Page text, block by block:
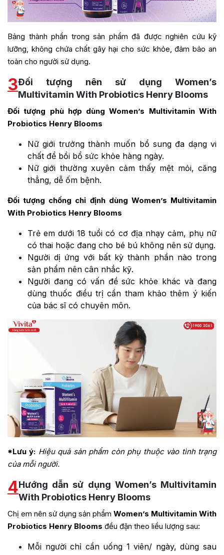
Bảng thành phần trong sản phẩm đã được nghiên cứu kỹ
lưỡng, không chứa chất gây hại cho sức khỏe, đảm bảo an
toàn cho người sử dụng.
3Đối tượng nên sử dụng Women’s
Multivitamin With Probiotics Henry Blooms
Đối tượng phù hợp dùng Women’s Multivitamin With
Probiotics Henry Blooms
Nữ giới trưởng thành muốn bổ sung đa dạng vi
chất để bồi bổ sức khỏe hàng ngày.
Nữ giới thường xuyên cảm thấy mệt mỏi, căng
thẳng, dễ ốm bệnh.
Đối tượng chống chỉ định dùng Women’s Multivitamin
With Probiotics Henry Blooms
Trẻ em dưới 18 tuổi có cơ địa nhạy cảm, phụ nữ
có thai hoặc đang cho bé bú không nên sử dụng.
Người dị ứng với bất kỳ thành phần nào trong
sản phẩm nên cân nhắc kỹ.
Người đang có vấn đề sức khỏe khác và đang
dùng thuốc điều trị cần tham khảo thêm ý kiến
của bác sĩ có chuyên môn.
*Lưu ý: Hiệu quả sản phẩm còn phụ thuộc vào tình trạng
của mỗi người.
4Hướng dẫn sử dụng Women’s Multivitamin
With Probiotics Henry Blooms
Chị em nên sử dụng sản phẩm Women’s Multivitamin With
Probiotics Henry Blooms đều đặn theo liều lượng sau:
Mỗi người chỉ cần uống 1 viên/ ngày, dùng sau